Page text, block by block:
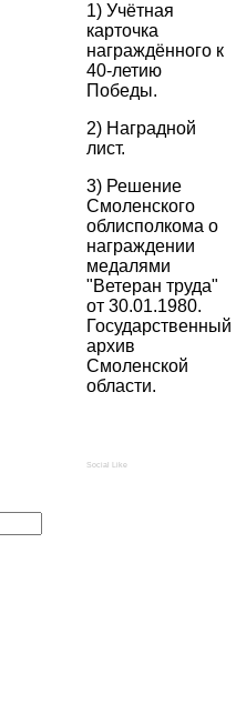
1) Учётная
карточка
награждённого к
40-летию
Победы.
2) Наградной
лист.
3) Решение
Смоленского
облисполкома о
награждении
медалями
"Ветеран труда"
от 30.01.1980.
Государственный
архив
Смоленской
области.
Social Like